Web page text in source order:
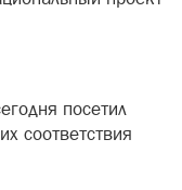
посетил
соответствия